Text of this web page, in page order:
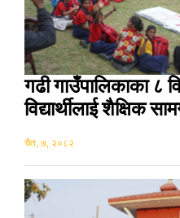
गढी गाउँपालिकाका ८
विद्यार्थीलाई शैक्षिक
चैत, ७, २०८२